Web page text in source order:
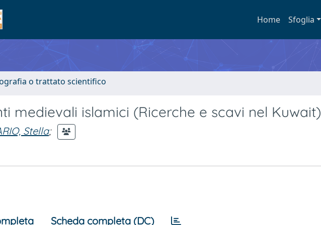
Home Sfoglia
o trattato scientifico
medievali islamici (Ricerche e scavi nel Kuwait)
Stella;
Scheda completa (DC)